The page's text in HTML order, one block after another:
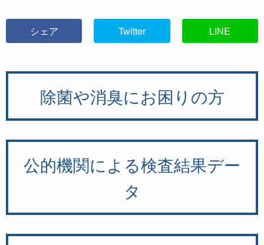
シェア Twitter LINE
除菌や消臭にお困りの方
公的機関による検査結果デー
タ